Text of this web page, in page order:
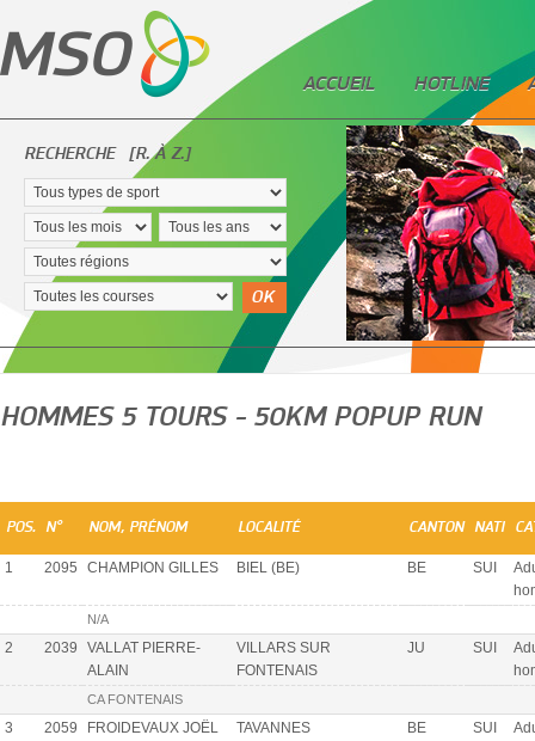
ACCUEIL HOTLINE
RECHERCHE [R. À Z.]
OK
HOMMES 5 TOURS - 50KM POPUP RUN
POS. N° NOM, PRÉNOM LOCALITÉ CANTON NATI
1 2095 CHAMPION GILLES BIEL (BE) BE SUI
N/A
2 2039
VALLAT PIERRE-
ALAIN
VILLARS SUR
FONTENAIS
JU SUI
CA FONTENAIS
3 2059 FROIDEVAUX JOËL TAVANNES BE SUI